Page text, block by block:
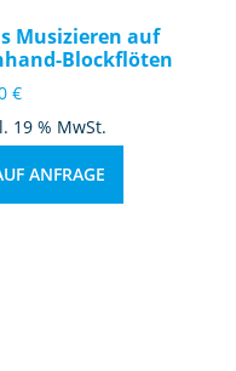
Musizieren auf
Blockflöten
€
19 % MwSt.
ANFRAGE